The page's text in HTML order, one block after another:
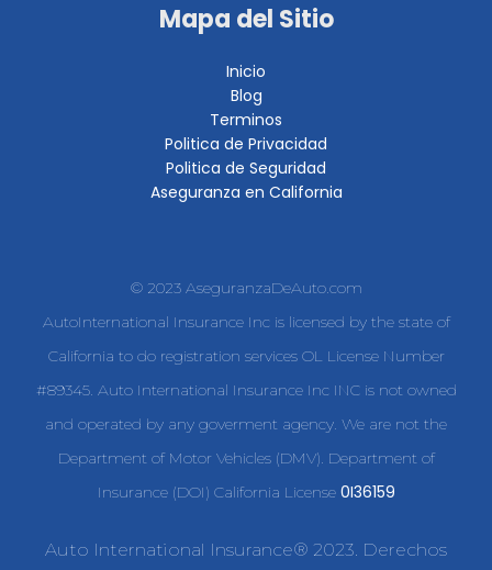
Mapa del Sitio
Inicio
Blog
Terminos
Politica de Privacidad
Politica de Seguridad
Aseguranza en California
© 2023 AseguranzaDeAuto.com
AutoInternational Insurance Inc is licensed by the state of
California to do registration services OL License Number
#89345. Auto International Insurance Inc INC is not owned
and operated by any goverment agency. We are not the
Department of Motor Vehicles (DMV). Department of
Insurance (DOI) California License 0I36159
Auto International Insurance® 2023. Derechos